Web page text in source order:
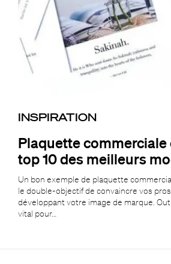
INSPIRATION
Plaquette commerciale
top 10 des meilleurs
Un bon exemple de plaquette
le double-objectif de convaincre vos
développant votre image de marque.
vital pour…